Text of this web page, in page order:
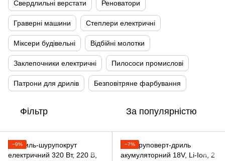
Свердлильні верстати Реноватори
Граверні машини Степлери електричні
Міксери будівельні Відбійні молотки
Заклепочники електричні Пилососи промислові
Патрони для дрилів Безповітряне фарбування
Фільтр За популярністю
−9% −7%